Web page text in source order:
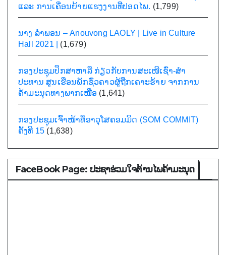
ແລະ ການເຄື່ອນຍ້າຍແຮງງານທີ່ປອດໄພ. (1,799)
ນາງ ລຳພອນ – Anouvong LAOLY | Live in Culture
Hall 2021 |
(1,679)
ກອງປະຊຸມປຶກສາຫາລື ກ່ຽວກັບການສະເໜີເຊົ່າ-ສໍາ
ປະທານ ສູນເຮືອນພັກຊົ່ວຄາວຜູ້ຖືກເຄາະຮ້າຍ ຈາກການ
ຄ້າມະນຸດທາງພາກເໜືອ (1,641)
ກອງປະຊຸມເຈົ້າໜ້າທີ່ອາວຸໂສຄອມມິດ (SOM COMMIT)
ຄັ້ງທີ 15 (1,638)
FaceBook Page: ປະຊາຮ່ວມໃຈຕ້ານໄພຄ້າມະນຸດ